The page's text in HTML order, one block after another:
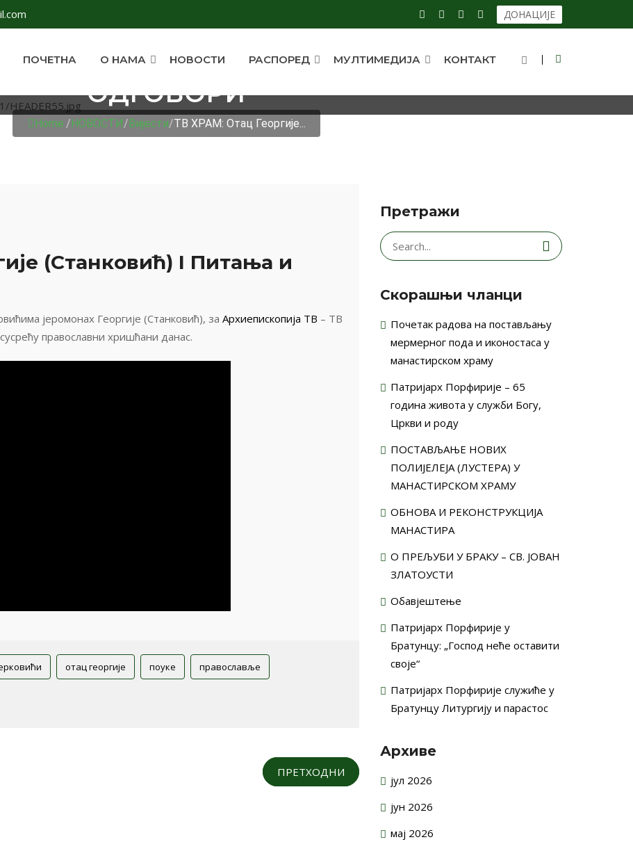
ДОНАЦИЈЕ
ПОЧЕТНА О НАМА НОВОСТИ РАСПОРЕД МУЛТИМЕДИЈА КОНТАКТ
ГЕОРГИЈЕ (СТАНКОВИЋ) I ПИТАЊА И
ОДГОВОРИ
Home /НОВОСТИ/Вијести/ТВ ХРАМ: Отац Георгије...
(Станковић) I Питања и
jeромонах Георгије (Станковић), за Архиепископија ТВ – ТВ
православни хришћани данас.
отац георгије поуке православље
ПРЕТХОДНИ
Претражи
Search
for:
Скорашњи чланци
Почетак радова на постављању
мермерног пода и иконостаса у
манастирском храму
Патријарх Порфирије – 65
година живота у служби Богу,
Цркви и роду
ПОСТАВЉАЊЕ НОВИХ
ПОЛИЈЕЛЕЈА (ЛУСТЕРА) У
МАНАСТИРСКОМ ХРАМУ
ОБНОВА И РЕКОНСТРУКЦИЈА
МАНАСТИРА
О ПРЕЉУБИ У БРАКУ – СВ. ЈОВАН
ЗЛАТОУСТИ
Обавјештење
Патријарх Порфирије у
Братунцу: „Господ неће оставити
своје“
Патријарх Порфирије служиће у
Братунцу Литургију и парастос
Архиве
јул 2026
јун 2026
мај 2026